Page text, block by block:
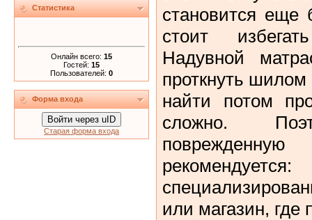
Статистика
Онлайн всего: 15
Гостей: 15
Пользователей: 0
Форма входа
Войти через uID
Старая форма входа
становится еще
стоит
Надувной
проткнуть шилом
найти потом
сложно.
или магазин, где